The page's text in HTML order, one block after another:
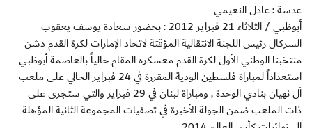
عدسة : عادل النعيمي
أبوظبي / الثلاثاء 21 فبراير 2012 : بحضور سعادة يوسف يعقوب
السركال رئيس اللجنة الانتقالية المؤقتة لاتحاد الإمارات لكرة القدم دشن
منتخبنا الوطني الأول لكرة القدم معسكره المقام حالياً بالعاصمة أبوظبي
استعداداً لمباراة فلسطين الودية المقررة في 24 فبراير الحالي على ملعب
آل نهيان بنادي الوحدة , ومباراة لبنان في 29 فبراير والتي ستجرى على
ذات الملعب ضمن الجولة الأخيرة في تصفيات المجموعة الثانية المؤهلة